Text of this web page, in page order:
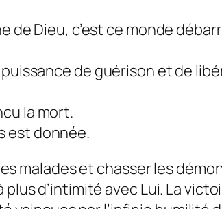
de Dieu, c’est ce monde
puissance de guérison et de
la mort.
est donnée.
malades et chasser les
d’intimité avec Lui. La